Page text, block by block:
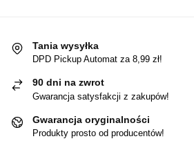
Tania wysyłka
DPD Pickup Automat za 8,99 zł!
90 dni na zwrot
Gwarancja satysfakcji z zakupów!
Gwarancja oryginalności
Produkty prosto od producentów!